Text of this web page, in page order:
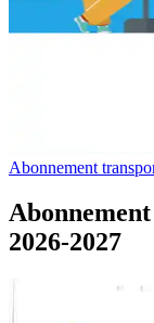
Abonnement
2026-2027